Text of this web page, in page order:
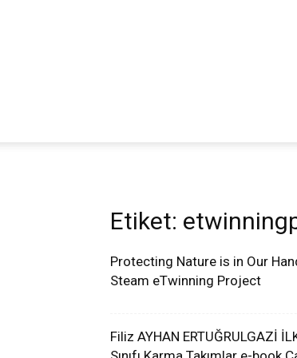
Etiket:
Protecting Nature is in Our
Steam eTwinning Project
Filiz AYHAN ERTUĞRULGAZİ